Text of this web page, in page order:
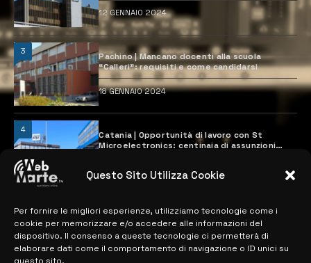
Questo Sito Utilizza Cookie
Per fornire le migliori esperienze, utilizziamo tecnologie come i
cookie per memorizzare e/o accedere alle informazioni del
dispositivo. Il consenso a queste tecnologie ci permetterà di
elaborare dati come il comportamento di navigazione o ID unici su
12 GENNAIO 2024
3
Pachino | Mancano docenti alla scuola
“Calleri”: requisiti e come candidarsi
18 GENNAIO 2024
4
Catania | Opportunità di lavoro con St
Microelectronics: centinaia di assunzioni
28 MARZO 2024
MAPPA DEL SITO
> NOTIZIE